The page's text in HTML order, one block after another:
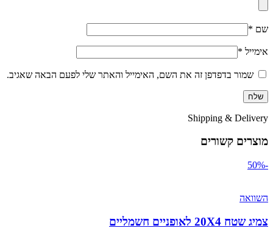
שם *
אימייל *
שמור בדפדפן זה את השם, האימייל והאתר שלי לפעם הבאה שאגיב.
Shipping & Delivery
מוצרים קשורים
-50%
השוואה
צמיג שטח 20X4 לאופניים חשמליים